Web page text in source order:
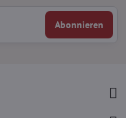
Abonnieren